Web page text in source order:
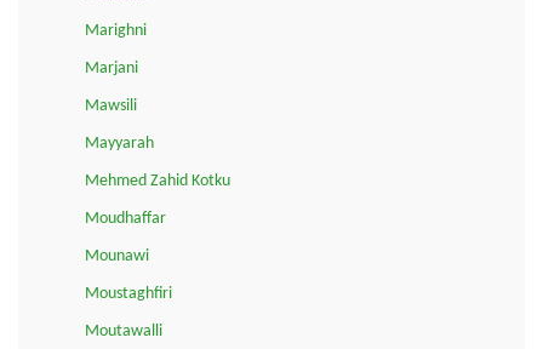
Marighni
Marjani
Mawsili
Mayyarah
Mehmed Zahid Kotku
Moudhaffar
Mounawi
Moustaghfiri
Moutawalli